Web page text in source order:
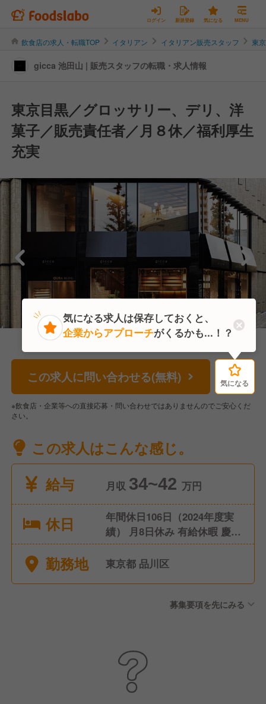
ログイン 新規登録 気になる MENU
飲食店の求人・転職TOP イタリアン イタリアン販売スタッフ 東
gicca 池田山 | 販売スタッフの転職・求人情報
東京目黒／グロッサリー、デリ、洋
菓子／販売責任者／月８休／福利厚生
充実
この求人に問い合わせる(無料) 気になる
※飲食店・企業等への直接応募・問い合わせではありませんのでご安心くだ
さい。
この求人はこんな感じ。
給与
月収 34~42 万円
休日
年間休日106日（2024年度実
績） 月8日休み 有給休暇 慶弔
休暇 産休・育休制度 夏季休暇
（5日） 年末年始休暇（5日）
勤務地 東京都 品川区
募集要項を先にみる
気になる
気になる求人は保存しておくと、
企業からアプローチがくるかも...！？